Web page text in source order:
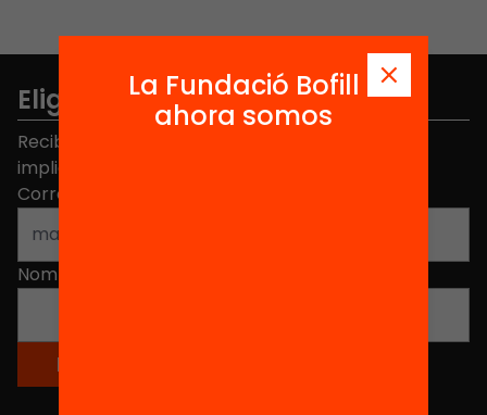
Elige equidad
Recibe contenidos, iniciativas y proyectos para
implicarte.
Correo electrónico
Nombre
La Fundació Bofill
ahora somos